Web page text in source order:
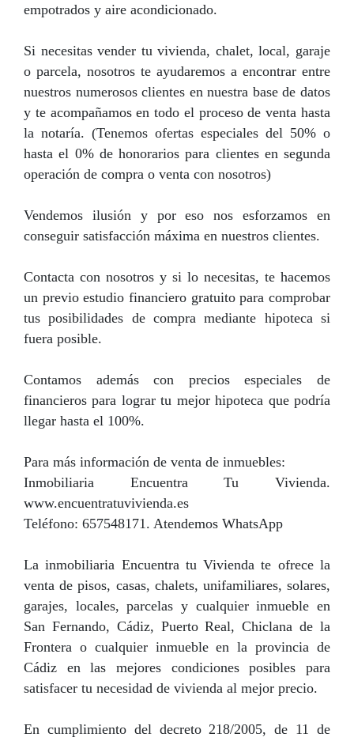
empotrados y aire acondicionado.
Si necesitas vender tu vivienda, chalet, local, garaje
o parcela, nosotros te ayudaremos a encontrar entre
nuestros numerosos clientes en nuestra base de datos
y te acompañamos en todo el proceso de venta hasta
la notaría. (Tenemos ofertas especiales del 50% o
hasta el 0% de honorarios para clientes en segunda
operación de compra o venta con nosotros)
Vendemos ilusión y por eso nos esforzamos en
conseguir satisfacción máxima en nuestros clientes.
Contacta con nosotros y si lo necesitas, te hacemos
un previo estudio financiero gratuito para comprobar
tus posibilidades de compra mediante hipoteca si
fuera posible.
Contamos además con precios especiales de
financieros para lograr tu mejor hipoteca que podría
llegar hasta el 100%.
Para más información de venta de inmuebles:
Inmobiliaria Encuentra Tu Vivienda.
www.encuentratuvivienda.es
Teléfono: 657548171. Atendemos WhatsApp
La inmobiliaria Encuentra tu Vivienda te ofrece la
venta de pisos, casas, chalets, unifamiliares, solares,
garajes, locales, parcelas y cualquier inmueble en
San Fernando, Cádiz, Puerto Real, Chiclana de la
Frontera o cualquier inmueble en la provincia de
Cádiz en las mejores condiciones posibles para
satisfacer tu necesidad de vivienda al mejor precio.
En cumplimiento del decreto 218/2005, de 11 de